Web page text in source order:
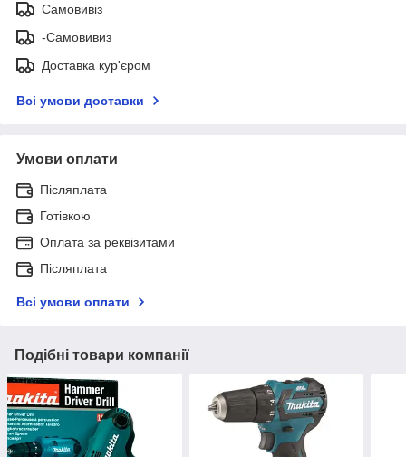
Самовивіз
-Самовивиз
Доставка кур'єром
Всі умови доставки
Умови оплати
Післяплата
Готівкою
Оплата за реквізитами
Післяплата
Всі умови оплати
Подібні товари компанії